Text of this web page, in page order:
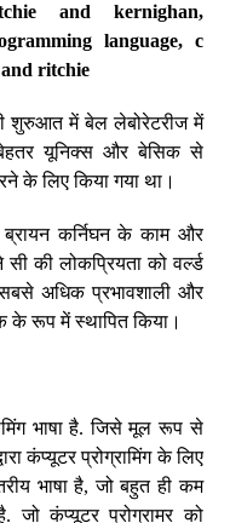
and kernighan,
language, c
ritchie
शुरुआत में बेल लेबोरेटरीज में
बेहतर यूनिक्स और बेसिक से
के लिए किया गया था।
ब्रायन कर्निघन के काम और
की लोकप्रियता को वर्ल्ड
अधिक प्रभावशाली और
के रूप में स्थापित किया।
भाषा है. जिसे मूल रूप से
कंप्यूटर प्रोग्रामिंग के लिए
भाषा है, जो बहुत ही कम
जो कंप्यूटर प्रोग्रामर को